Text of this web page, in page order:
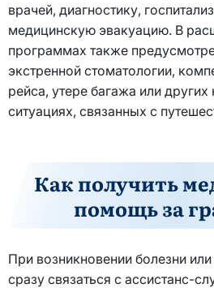
врачей, диагностику,
медицинскую эвакуацию. В
программах также
экстренной стоматологии,
рейса, утере багажа или
ситуациях, связанных с
Как получить
помощь за
При возникновении болезни
сразу связаться с ассистанс-